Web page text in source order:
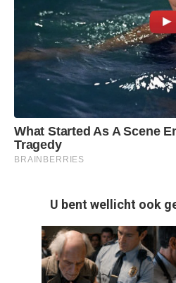
U bent wellicht ook